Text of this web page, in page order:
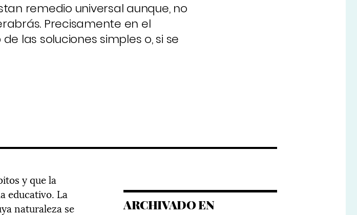
remedio universal aunque, no
Precisamente en el
las soluciones simples o, si se
y que la
educativo. La
naturaleza se
ARCHIVADO EN